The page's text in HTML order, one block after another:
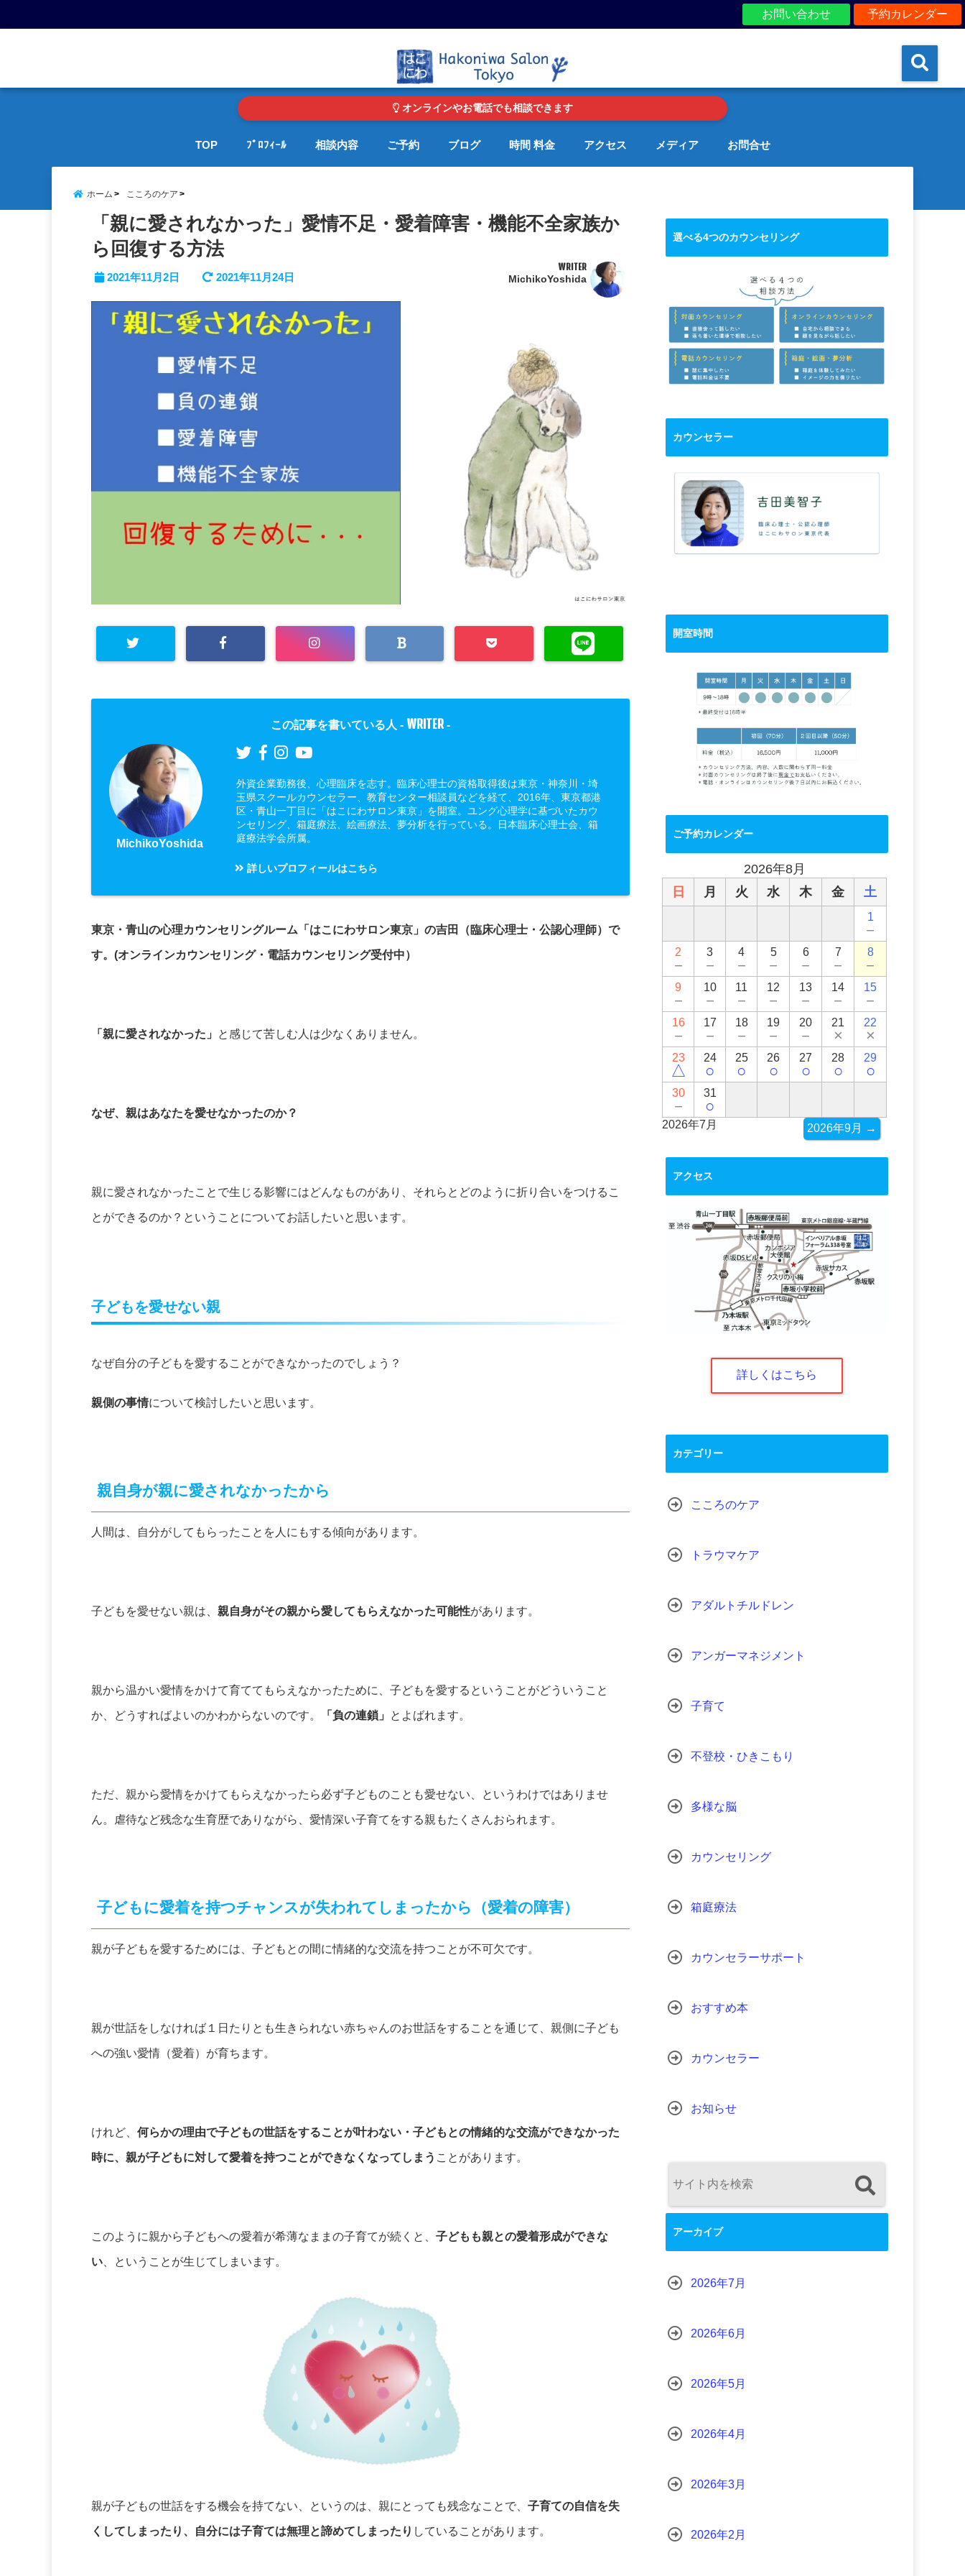
予約カレンダー
お問い合わせ
オンラインやお電話でも相談できます
TOP ﾌﾟﾛﾌｨｰﾙ 相談内容 ご予約 ブログ 時間 料金 アクセス メディア お問合せ
ホーム こころのケア
「親に愛されなかった」愛情不足・愛着障害・機能不全家族か
ら回復する方法
2021年11月2日 2021年11月24日
WRITER
MichikoYoshida
この記事を書いている人 - WRITER -
MichikoYoshida
外資企業勤務後、心理臨床を志す。臨床心理士の資格取得後は東京・神奈川・埼
玉県スクールカウンセラー、教育センター相談員などを経て、2016年、東京都港
区・青山一丁目に「はこにわサロン東京」を開室。ユング心理学に基づいたカウ
ンセリング、箱庭療法、絵画療法、夢分析を行っている。日本臨床心理士会、箱
庭療法学会所属。
詳しいプロフィールはこちら
東京・青山の心理カウンセリングルーム「はこにわサロン東京」の吉田（臨床心理士・公認心理師）で
す。(オンラインカウンセリング・電話カウンセリング受付中）
「親に愛されなかった」 と感じて苦しむ人は少なくありません。
なぜ、親はあなたを愛せなかったのか？
親に愛されなかったことで生じる影響にはどんなものがあり、それらとどのように折り合いをつけるこ
とができるのか？ということについてお話したいと思います。
子どもを愛せない親
なぜ自分の子どもを愛することができなかったのでしょう？
親側の事情について検討したいと思います。
親自身が親に愛されなかったから
人間は、自分がしてもらったことを人にもする傾向があります。
子どもを愛せない親は、 親自身がその親から愛してもらえなかった可能性があります。
親から温かい愛情をかけて育ててもらえなかったために、子どもを愛するということがどういうこと
か、どうすればよいのかわからないのです。 「負の連鎖」 とよばれます。
ただ、親から愛情をかけてもらえなかったら必ず子どものことも愛せない、というわけではありませ
ん。虐待など残念な生育歴でありながら、愛情深い子育てをする親もたくさんおられます。
子どもに愛着を持つチャンスが失われてしまったから（愛着の障害）
親が子どもを愛するためには、子どもとの間に情緒的な交流を持つことが不可欠です。
親が世話をしなければ１日たりとも生きられない赤ちゃんのお世話をすることを通じて、親側に子ども
への強い愛情（愛着）が育ちます。
けれど、 何らかの理由で子どもの世話をすることが叶わない・子どもとの情緒的な交流ができなかった
時に、親が子どもに対して愛着を持つことができなくなってしまう ことがあります。
このように親から子どもへの愛着が希薄なままの子育てが続くと、 子どもも親との愛着形成ができな
い 、ということが生じてしまいます。
親が子どもの世話をする機会を持てない、というのは、親にとっても残念なことで、 子育ての自信を失
くしてしまったり、自分には子育ては無理と諦めてしまったり していることがあります。
選べる4つのカウンセリング
カウンセラー
開室時間
ご予約カレンダー
2026年8月
日
月 火 水 木 金 土
1
－
2
－
3
－
4
－
5
－
6
－
7
－
8
－
9
－
10
－
11
－
12
－
13
－
14
－
15
－
16
－
17
－
18
－
19
－
20
－
21
×
22
×
23
△
24
○
25
○
26
○
27
○
28
○
29
○
30
－
31
○
2026年7月 2026年9月 →
アクセス
詳しくはこちら
カテゴリー
こころのケア
トラウマケア
アダルトチルドレン
アンガーマネジメント
子育て
不登校・ひきこもり
多様な脳
カウンセリング
箱庭療法
カウンセラーサポート
おすすめ本
カウンセラー
お知らせ
アーカイブ
2026年7月
2026年6月
2026年5月
2026年4月
2026年3月
2026年2月